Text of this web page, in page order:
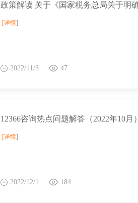
[详情]
2022/11/3 47
12366咨询热点问题解答（2022年10月）
[详情]
2022/12/1 184